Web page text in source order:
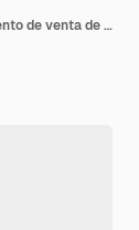
Representación 3d texto de oferta de descuento de venta de verano